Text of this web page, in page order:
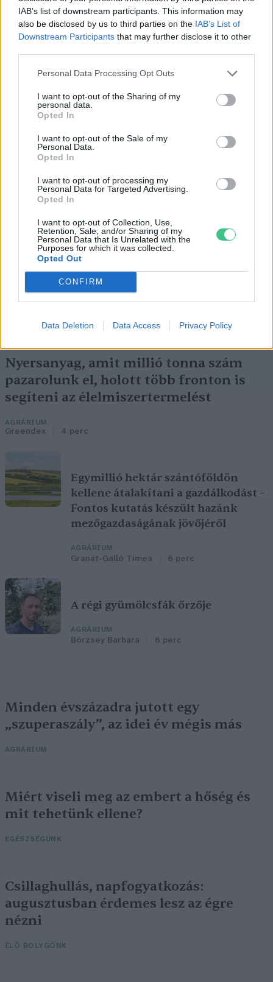
IAB’s list of downstream participants. This information may
also be disclosed by us to third parties on the IAB’s List of
Downstream Participants that may further disclose it to other
Personal Data Processing Opt Outs
I want to opt-out of the Sharing of my
personal data.
Opted In
I want to opt-out of the Sale of my
Personal Data.
Opted In
I want to opt-out of processing my
Personal Data for Targeted Advertising.
Opted In
I want to opt-out of Collection, Use,
Retention, Sale, and/or Sharing of my
Personal Data that Is Unrelated with the
Purposes for which it was collected.
Opted Out
CONFIRM
Data Deletion Data Access Privacy Policy
ellen természetes módon?
OTTHONUNK
Börzsey Barbara 5 perc
Nyersanyag, amit millió tonna szám
pazarolunk el, holott több fronton is
segíteni az élelmiszertermelést
AGRÁRIUM
Greendex 4 perc
Egymillió hektár szántóföldön
kellene átalakítani a gazdálkodást –
Fontos kutatás készült hazánk
mezőgazdaságának jövőjéről
AGRÁRIUM
Granát-Galló Tímea 6 perc
A régi gyümölcsfák őrzője
AGRÁRIUM
Börzsey Barbara 6 perc
Minden évszázadra jutott egy
„szuperaszály”, az idei év mégis más
AGRÁRIUM
Miért viseli meg az embert a hőség és
mit tehetünk ellene?
EGÉSZSÉGÜNK
Csillaghullás, napfogyatkozás:
augusztusban érdemes lesz az égre
nézni
ÉLŐ BOLYGÓNK